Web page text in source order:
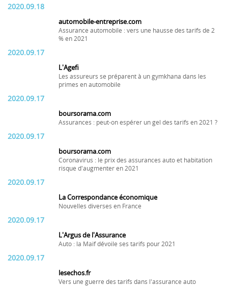
2020.09.18
automobile-entreprise.com
Assurance automobile : vers une hausse des tarifs de 2
% en 2021
2020.09.17
L'Agefi
Les assureurs se préparent à un gymkhana dans les
primes en automobile
2020.09.17
boursorama.com
Assurances : peut-on espérer un gel des tarifs en 2021 ?
2020.09.17
boursorama.com
Coronavirus : le prix des assurances auto et habitation
risque d'augmenter en 2021
2020.09.17
La Correspondance économique
Nouvelles diverses en France
2020.09.17
L'Argus de l'Assurance
Auto : la Maif dévoile ses tarifs pour 2021
2020.09.17
lesechos.fr
Vers une guerre des tarifs dans l'assurance auto